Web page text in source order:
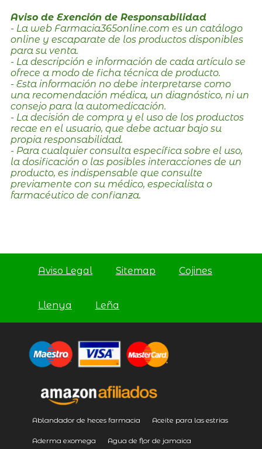
Aviso de Exención de Responsabilidad
- La web Farmacia365online.com es un catálogo
online y escaparate de los productos disponibles
para su venta.
- La descripción e información de cada artículo se
ofrece a modo de ficha técnica de producto.
- Esta información no debe interpretarse como
una recomendación médica, un diagnóstico, ni un
consejo para la automedicación.
- La decisión de compra y el uso de los productos
recae en el usuario, que debe actuar bajo su
propia responsabilidad.
- Para cualquier consulta específica sobre el uso,
la dosificación o las posibles interacciones de un
producto, es indispensable que consulte
previamente con su médico, especialista o
farmacéutico de confianza.
Aviso Legal Sitemap Cojines
Llenya Leña
Ablandador de heces farmacia Aceite para las estrias
Aderma exomega Agua de flor de jamaica